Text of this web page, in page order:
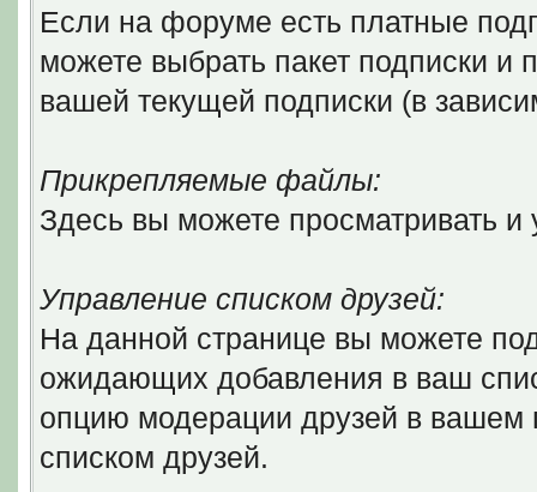
Если на форуме есть платные
можете выбрать пакет подписки и
вашей текущей подписки (в
Прикрепляемые файлы:
Здесь вы можете просматривать
Управление списком друзей:
На данной странице вы можете
ожидающих добавления в ваш
опцию модерации друзей в вашем
списком друзей.